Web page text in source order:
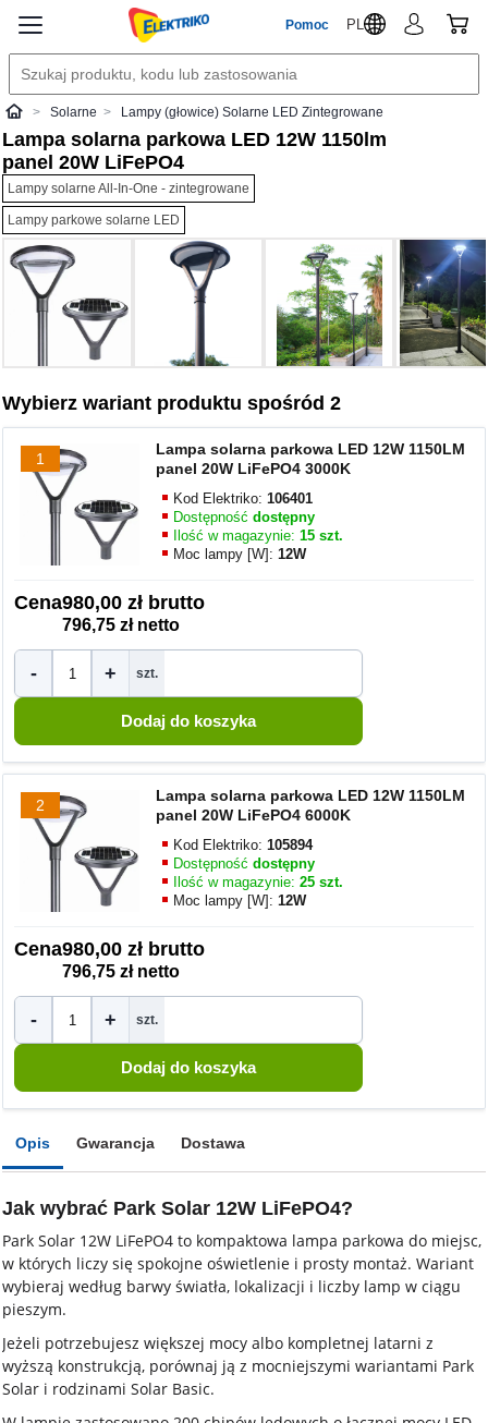
Pomoc PL
ElektrikoSolarne Lampy (głowice) Solarne LED Zintegrowane
Lampa solarna parkowa LED 12W 1150lm
panel 20W LiFePO4
Lampy solarne All-In-One - zintegrowane
Lampy parkowe solarne LED
Wybierz wariant produktu spośród 2
1
Lampa solarna parkowa LED 12W 1150LM
panel 20W LiFePO4 3000K
Kod Elektriko:106401
Dostępnośćdostępny
Ilość w magazynie:15 szt.
Moc lampy [W]:12W
Cena980,00 zł brutto
796,75 zł netto
- + szt.
2
Lampa solarna parkowa LED 12W 1150LM
panel 20W LiFePO4 6000K
Kod Elektriko:105894
Dostępnośćdostępny
Ilość w magazynie:25 szt.
Moc lampy [W]:12W
Cena980,00 zł brutto
796,75 zł netto
- + szt.
Opis Gwarancja Dostawa
Jak wybrać Park Solar 12W LiFePO4?
Park Solar 12W LiFePO4 to kompaktowa lampa parkowa do miejsc,
w których liczy się spokojne oświetlenie i prosty montaż. Wariant
wybieraj według barwy światła, lokalizacji i liczby lamp w ciągu
pieszym.
Jeżeli potrzebujesz większej mocy albo kompletnej latarni z
wyższą konstrukcją, porównaj ją z mocniejszymi wariantami Park
Solar i rodzinami Solar Basic.